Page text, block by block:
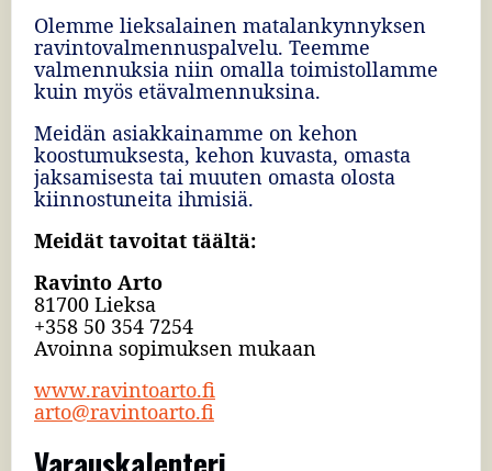
Olemme lieksalainen matalankynnyksen
ravintovalmennuspalvelu. Teemme
valmennuksia niin omalla toimistollamme
kuin myös etävalmennuksina.
Meidän asiakkainamme on kehon
koostumuksesta, kehon kuvasta, omasta
jaksamisesta tai muuten omasta olosta
kiinnostuneita ihmisiä.
Meidät tavoitat täältä:
Ravinto Arto
81700 Lieksa
+358 50 354 7254
Avoinna sopimuksen mukaan
www.ravintoarto.fi
arto@ravintoarto.fi